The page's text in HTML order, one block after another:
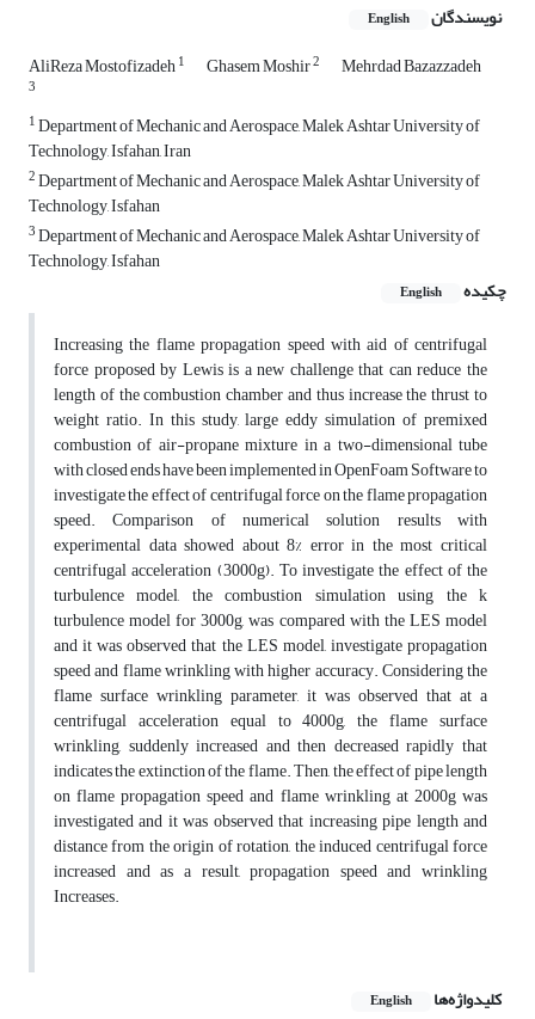
نویسندگان English
AliReza Mostofizadeh1 Ghasem Moshir2 Mehrdad Bazazzadeh
3
1Department of Mechanic and Aerospace, Malek Ashtar University of
Technology, Isfahan, Iran
2Department of Mechanic and Aerospace, Malek Ashtar University of
Technology, Isfahan
3Department of Mechanic and Aerospace, Malek Ashtar University of
Technology, Isfahan
چکیده
English
Increasing the flame propagation speed with aid of centrifugal
force proposed by Lewis is a new challenge that can reduce the
length of the combustion chamber and thus increase the thrust to
weight ratio. In this study, large eddy simulation of premixed
combustion of air-propane mixture in a two-dimensional tube
with closed ends have been implemented in OpenFoam Software to
investigate the effect of centrifugal force on the flame propagation
speed. Comparison of numerical solution results with
experimental data showed about 8% error in the most critical
centrifugal acceleration (3000g). To investigate the effect of the
turbulence model, the combustion simulation using the k
turbulence model for 3000g, was compared with the LES model
and it was observed that the LES model, investigate propagation
speed and flame wrinkling with higher accuracy. Considering the
flame surface wrinkling parameter, it was observed that at a
centrifugal acceleration equal to 4000g, the flame surface
wrinkling, suddenly increased and then decreased rapidly that
indicates the extinction of the flame. Then, the effect of pipe length
on flame propagation speed and flame wrinkling at 2000g was
investigated and it was observed that increasing pipe length and
distance from the origin of rotation, the induced centrifugal force
increased and as a result, propagation speed and wrinkling
Increases.
کلیدواژه‌ها English